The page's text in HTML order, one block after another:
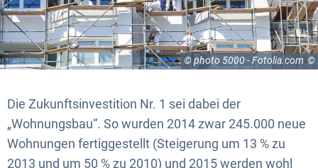
© photo 5000 - Fotolia.com
Die Zukunftsinvestition Nr. 1 sei dabei der
„Wohnungsbau“. So wurden 2014 zwar 245.000 neue
Wohnungen fertiggestellt (Steigerung um 13 % zu
2013 und um 50 % zu 2010) und 2015 werden wohl